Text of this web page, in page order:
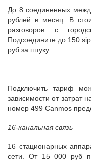
До 8 соединенных
рублей в месяц. В
разговоров с
Подсоедините до 150
руб за штуку.
Подключить тариф
зависимости от затрат
номер 499 Canmos
16-канальная связь
16 стационарных
сети. От 15 000 руб